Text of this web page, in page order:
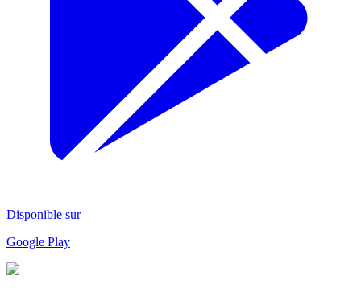
Disponible sur
Google Play